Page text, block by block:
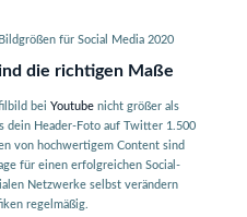
für Social Media 2020
die richtigen Maße
bei Youtubenicht größer als
dein Header-Foto auf Twitter 1.500
von hochwertigem Content sind
für einen erfolgreichen Social-
Netzwerke selbst verändern
regelmäßig.